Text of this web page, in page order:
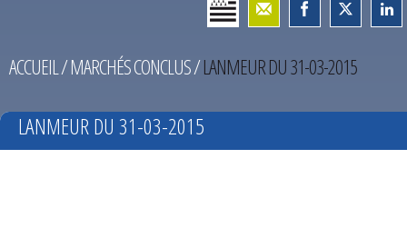
ACCUEIL/MARCHÉS CONCLUS/LANMEUR DU 31-03-2015
LANMEUR DU 31-03-2015